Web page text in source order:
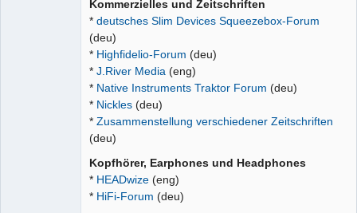
Kommerzielles und Zeitschriften
* deutsches Slim Devices Squeezebox-Forum
(deu)
* Highfidelio-Forum (deu)
* J.River Media (eng)
* Native Instruments Traktor Forum (deu)
* Nickles (deu)
* Zusammenstellung verschiedener Zeitschriften
(deu)
Kopfhörer, Earphones und Headphones
* HEADwize (eng)
* HiFi-Forum (deu)